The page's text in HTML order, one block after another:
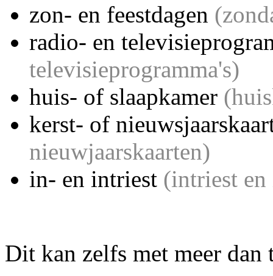
zon- en feestdagen
radio- en
televisieprogramma's)
huis- of slaapkamer
kerst- of
nieuwjaarskaarten)
in- en intriest (intriest en
Dit kan zelfs met meer dan